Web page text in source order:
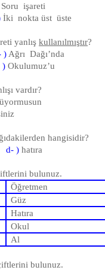
Soru işareti
İki nokta üst üste
yanlış kullanılmıştır?
) Ağrı Dağı’nda
) Okulumuz’u
vardır?
hangisidir?
d- ) hatıra
bulunuz.
Öğretmen
Güz
Hatıra
Okul
Al
bulunuz.